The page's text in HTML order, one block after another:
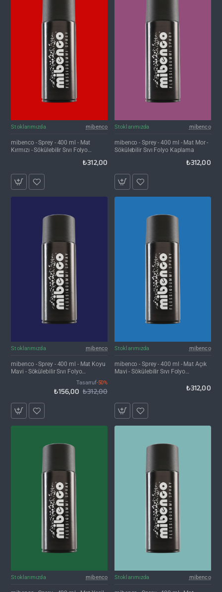
Stoklarımızda mibenco
mibenco - Sprey - 400 ml - Mat
Kırmızı - Sökülebilir Sıvı Folyo
₺312,00
Stoklarımızda mibenco
mibenco - Sprey - 400 ml - Mat Mor -
Sökülebilir Sıvı Folyo Kaplama
₺312,00
İNDIRIM'DE
Stoklarımızda mibenco
mibenco - Sprey - 400 ml - Mat Koyu
Mavi - Sökülebilir Sıvı Folyo
Tasarruf-50%
₺156,00 ₺312,00
Stoklarımızda mibenco
mibenco - Sprey - 400 ml - Mat Açık
Mavi - Sökülebilir Sıvı Folyo
₺312,00
Stoklarımızda mibenco Stoklarımızda mibenco